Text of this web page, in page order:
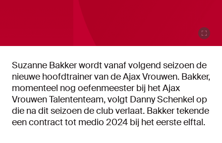
Suzanne Bakker wordt vanaf volgend seizoen de
nieuwe hoofdtrainer van de Ajax Vrouwen. Bakker,
momenteel nog oefenmeester bij het Ajax
Vrouwen Talententeam, volgt Danny Schenkel op
die na dit seizoen de club verlaat. Bakker tekende
een contract tot medio 2024 bij het eerste elftal.